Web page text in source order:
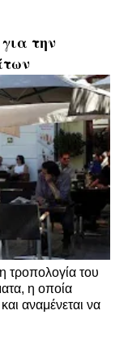
την
τροπολογία του
η οποία
αναμένεται να